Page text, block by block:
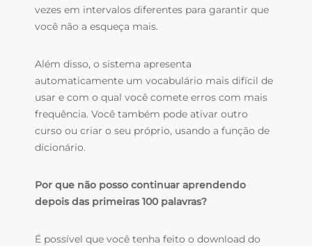
vezes em intervalos diferentes para garantir que
você não a esqueça mais.
Além disso, o sistema apresenta
automaticamente um vocabulário mais difícil de
usar e com o qual você comete erros com mais
frequência. Você também pode ativar outro
curso ou criar o seu próprio, usando a função de
dicionário.
Por que não posso continuar aprendendo
depois das primeiras 100 palavras?
É possível que você tenha feito o download do